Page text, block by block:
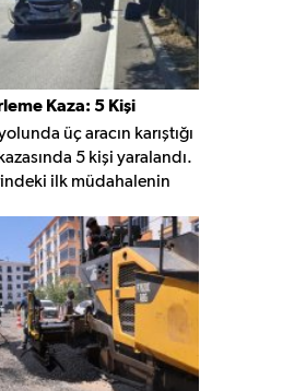
Kaza: 5 Kişi
üç aracın karıştığı
5 kişi yaralandı.
ilk müdahalenin